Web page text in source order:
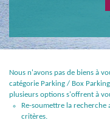
Nous n'avons pas de biens à
catégorie Parking / Box
plusieurs options s'offrent à
Re-soumettre la recherche
critères.